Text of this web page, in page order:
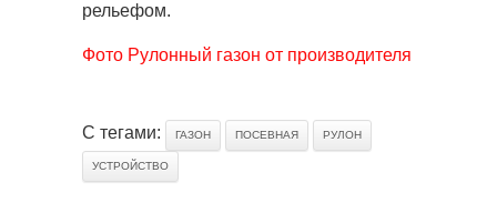
рельефом.
Фото Рулонный газон от производителя
С тегами: ГАЗОН ПОСЕВНАЯ РУЛОН
УСТРОЙСТВО